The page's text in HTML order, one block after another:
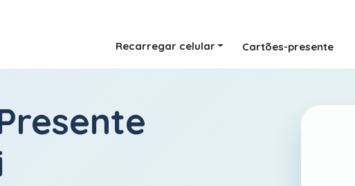
Recarregar celular Cartões-presente